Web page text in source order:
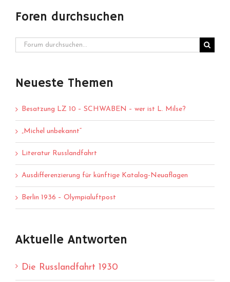
Foren durchsuchen
Neueste Themen
Besatzung LZ 10 – SCHWABEN – wer ist L. Milse?
„Michel unbekannt“
Literatur Russlandfahrt
Ausdifferenzierung für künftige Katalog-Neuaflagen
Berlin 1936 – Olympialuftpost
Aktuelle Antworten
Die Russlandfahrt 1930